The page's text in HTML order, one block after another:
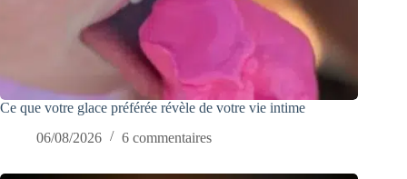
Ce que votre glace préférée révèle de votre vie intime
06/08/2026
6 commentaires